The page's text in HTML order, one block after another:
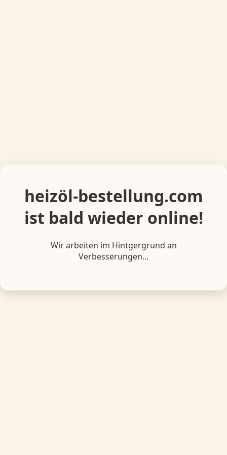
heizöl-bestellung.com
ist bald wieder online!
Wir arbeiten im Hintgergrund an
Verbesserungen...